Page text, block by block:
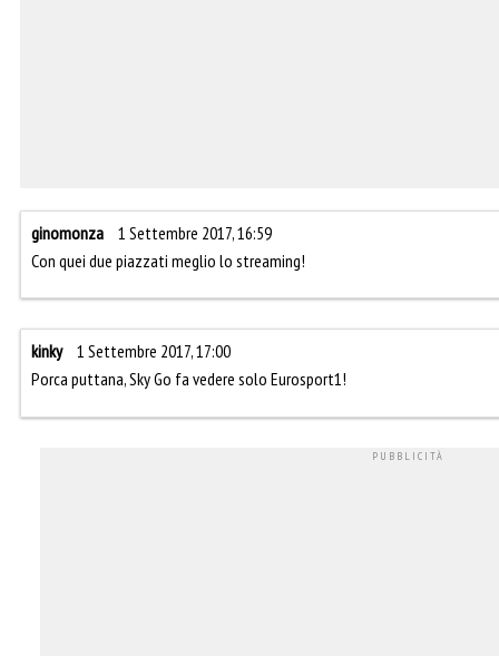
ginomonza
1 Settembre 2017, 16:59
Con quei due piazzati meglio lo streaming!
kinky
1 Settembre 2017, 17:00
Porca puttana, Sky Go fa vedere solo Eurosport1!